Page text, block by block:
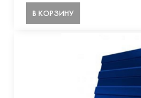
В КОРЗИНУ